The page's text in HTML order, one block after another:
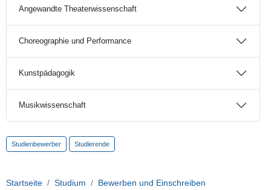
Angewandte Theaterwissenschaft
Choreographie und Performance
Kunstpädagogik
Musikwissenschaft
Studienbewerber Studierende
Startseite Studium Bewerben und Einschreiben